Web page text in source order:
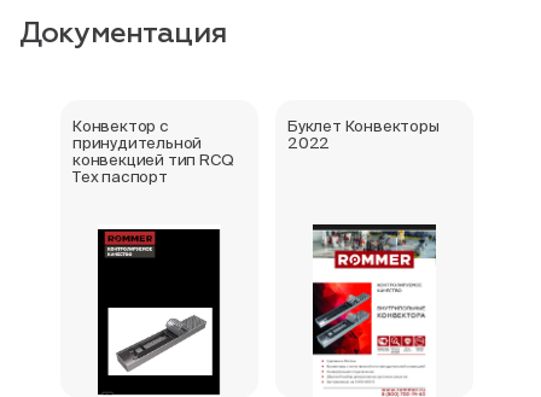
Документация
Конвектор с
принудительной
конвекцией тип RCQ
Тех паспорт
Буклет Конвекторы
2022